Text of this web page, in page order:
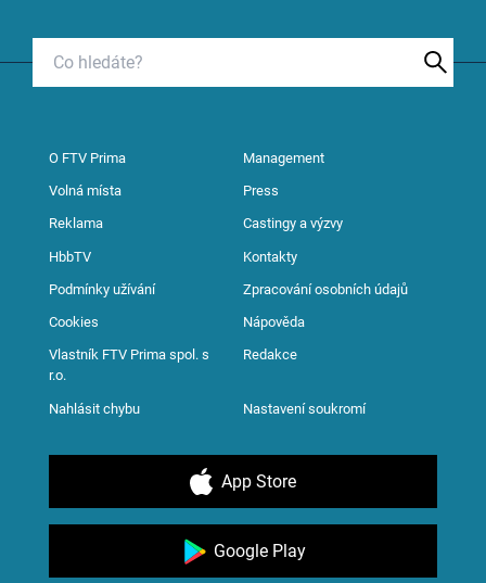
O FTV Prima Management
Volná místa Press
Reklama Castingy a výzvy
HbbTV Kontakty
Podmínky užívání Zpracování osobních údajů
Cookies Nápověda
Vlastník FTV Prima spol. s
r.o.
Redakce
Nahlásit chybu Nastavení soukromí
App Store
Google Play